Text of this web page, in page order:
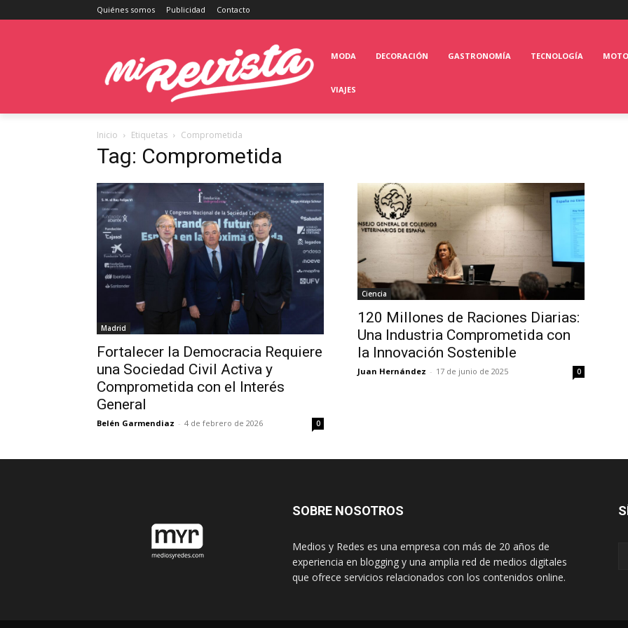
Quiénes somos Publicidad Contacto
MODA DECORACIÓN GASTRONOMÍA TECNOLOGÍA
VIAJES
Inicio Etiquetas Comprometida
Tag: Comprometida
Madrid
Fortalecer la Democracia Requiere
una Sociedad Civil Activa y
Comprometida con el Interés
General
Belén Garmendiaz - 4 de febrero de 2026 0
Ciencia
120 Millones de Raciones Diarias:
Una Industria Comprometida con
la Innovación Sostenible
Juan Hernández - 17 de junio de 2025 0
SOBRE NOSOTROS
Medios y Redes es una empresa con más de 20 años de
experiencia en blogging y una amplia red de medios digitales
que ofrece servicios relacionados con los contenidos online.